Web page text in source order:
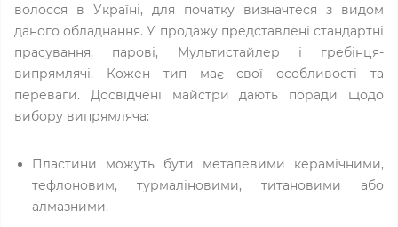
волосся в Україні, для початку визначтеся з видом
даного обладнання. У продажу представлені стандартні
прасування, парові, Мультистайлер і гребінця-
випрямлячі. Кожен тип має свої особливості та
переваги. Досвідчені майстри дають поради щодо
вибору випрямляча:
Пластини можуть бути металевими керамічними,
тефлоновим, турмаліновими, титановими або
алмазними.